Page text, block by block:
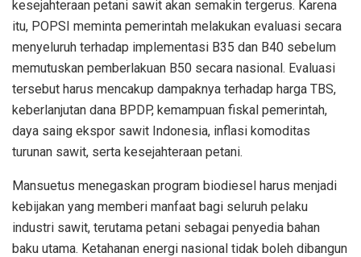
kesejahteraan petani sawit akan semakin tergerus. Karena
itu, POPSI meminta pemerintah melakukan evaluasi secara
menyeluruh terhadap implementasi B35 dan B40 sebelum
memutuskan pemberlakuan B50 secara nasional. Evaluasi
tersebut harus mencakup dampaknya terhadap harga TBS,
keberlanjutan dana BPDP, kemampuan fiskal pemerintah,
daya saing ekspor sawit Indonesia, inflasi komoditas
turunan sawit, serta kesejahteraan petani.
Mansuetus menegaskan program biodiesel harus menjadi
kebijakan yang memberi manfaat bagi seluruh pelaku
industri sawit, terutama petani sebagai penyedia bahan
baku utama. Ketahanan energi nasional tidak boleh dibangun